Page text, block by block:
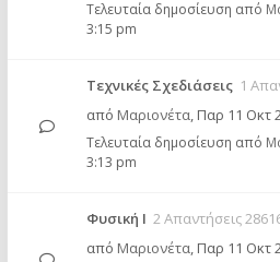
Τελευταία δημοσίευση από
3:15 pm
Τεχνικές Σχεδιάσεις 1
από Μαριονέτα, Παρ 11 Οκτ
Τελευταία δημοσίευση από
3:13 pm
Φυσική Ι 2 Απαντήσεις
από Μαριονέτα, Παρ 11 Οκτ